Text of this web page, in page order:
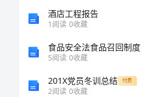
酒店工程报告
1阅读 0收藏
食品安全法食品召回制度
5阅读 0收藏
201X党员冬训总结 付费
2阅读 0收藏